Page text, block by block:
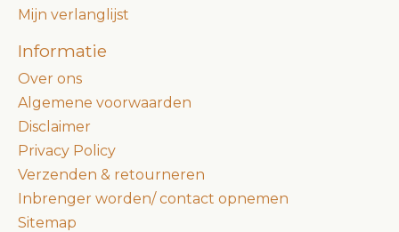
Mijn verlanglijst
Informatie
Over ons
Algemene voorwaarden
Disclaimer
Privacy Policy
Verzenden & retourneren
Inbrenger worden/ contact opnemen
Sitemap